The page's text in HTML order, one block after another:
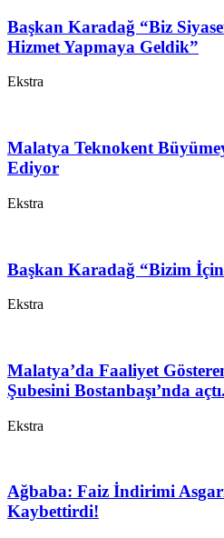
Başkan Karadağ “Biz
Hizmet Yapmaya Geldik”
Ekstra
Malatya Teknokent
Ediyor
Ekstra
Başkan Karadağ “Bizim
Ekstra
Malatya’da Faaliyet
Şubesini Bostanbaşı’nda açtı.
Ekstra
Ağbaba: Faiz İndirimi
Kaybettirdi!